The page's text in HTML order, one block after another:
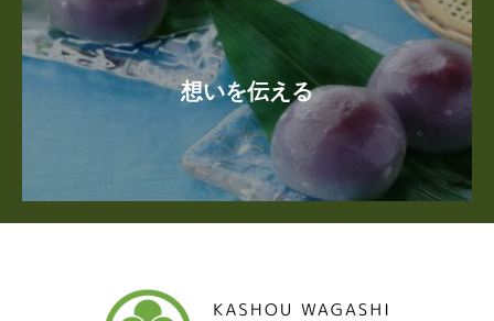
想いを伝える